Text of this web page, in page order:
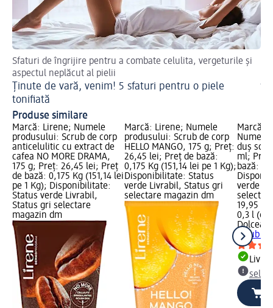
Sfaturi de îngrijire pentru a combate celulita, vergeturile și
aspectul neplăcut al pielii
Ținute de vară, venim! 5 sfaturi pentru o piele
tonifiată
Produse similare
Marcă: Lirene; Numele
produsului: Scrub de corp
anticelulitic cu extract de
cafea NO MORE DRAMA,
175 g; Preț: 26,45 lei; Preț
de bază: 0,175 Kg (151,14 lei
pe 1 Kg); Disponibilitate:
Status verde Livrabil,
Status gri selectare
magazin dm
Marcă: Lirene; Numele
produsului: Scrub de corp
HELLO MANGO, 175 g; Preț:
26,45 lei; Preț de bază:
0,175 Kg (151,14 lei pe 1 Kg);
Disponibilitate: Status
verde Livrabil, Status gri
selectare magazin dm
Marcă:
Numele
duș
ml;
bază:
verde
19,95 lei
0,3 l
scrub